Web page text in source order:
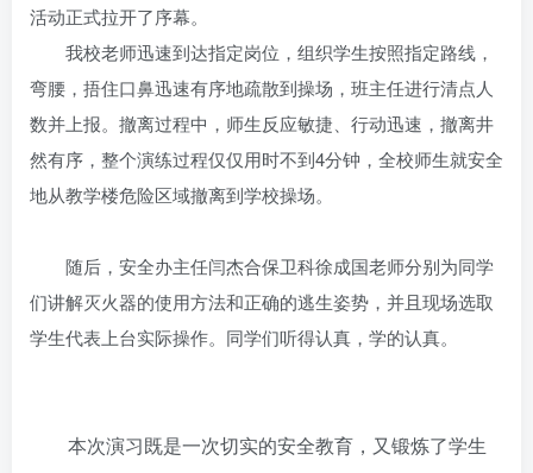
活动正式拉开了序幕。
我校老师迅速到达指定岗位，组织学生按照指定路线，
弯腰，捂住口鼻迅速有序地疏散到操场，班主任进行清点人
数并上报。撤离过程中，师生反应敏捷、行动迅速，撤离井
然有序，整个演练过程仅仅用时不到4分钟，全校师生就安全
地从教学楼危险区域撤离到学校操场。
随后，安全办主任闫杰合保卫科徐成国老师分别为同学
们讲解灭火器的使用方法和正确的逃生姿势，并且现场选取
学生代表上台实际操作。同学们听得认真，学的认真。
本次演习既是一次切实的安全教育，又锻炼了学生
QQ登录 微信登录
使用社交账号登录即表示同意用户协议